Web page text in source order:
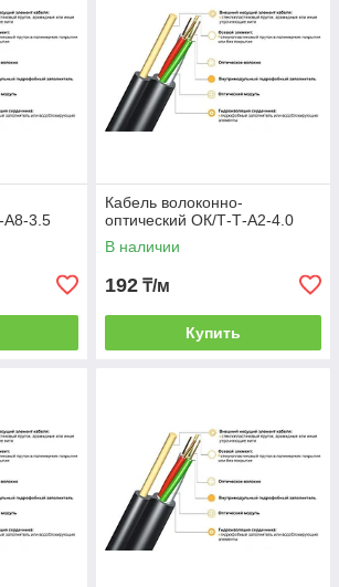
А8-3.5
Кабель волоконно-
оптический ОК/Т-Т-А2-4.0
В наличии
192 ₸/м
Купить